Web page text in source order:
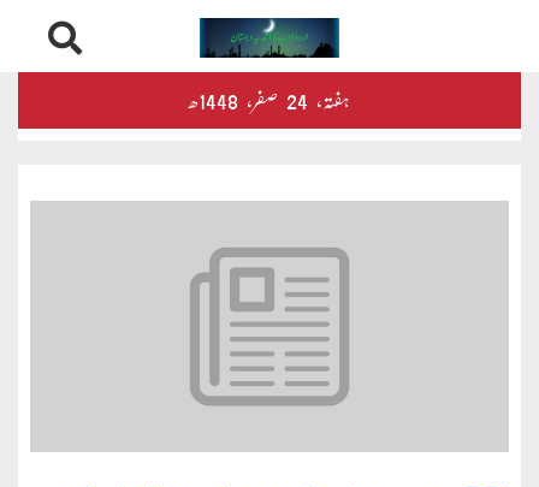
to
ہفتہ‬‮، 24 صفر‬،
محمود
بخارِدل